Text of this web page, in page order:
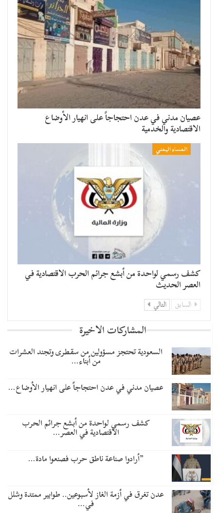
عصيان مدني في عدن احتجاجاً على انهيار الأوضاع
الاقتصادية والخدمية
المساء اليمني
كشف رسمي لواحدة من أبشع جرائم الحرب الاقتصادية في
العصر الحديث
السابق التالي
المشاركات الاخيرة
السعودية تحتجز مسؤولين من سقطرى وتجند العشرات
من أبناء…
عصيان مدني في عدن احتجاجاً على انهيار الأوضاع…
كشف رسمي لواحدة من أبشع جرائم الحرب
الاقتصادية في العصر…
​”أرادوا صناعة ناطق حرب فصنعوا مادة…
عدن تغرق في أزمة الغاز لأسبوعين.. طوابير ممتدة وشلل
في…